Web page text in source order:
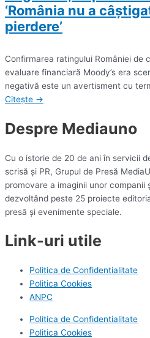
‘România nu a
pierdere’
Confirmarea ratingului României de
evaluare financiară Moody’s era
negativă este un avertisment cu
Citește →
Despre Mediauno
Cu o istorie de 20 de ani în servicii
scrisă și PR, Grupul de Presă
promovare a imaginii unor
dezvoltând peste 25 proiecte
presă și evenimente speciale.
Link-uri utile
Politica de Confidentialitate
Politica Cookies
ANPC
Politica de Confidentialitate
Politica Cookies